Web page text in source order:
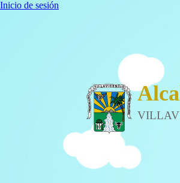
Inicio de sesión